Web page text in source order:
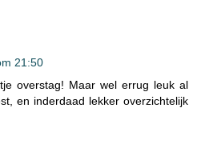
21:50
overstag! Maar wel errug leuk al
en inderdaad lekker overzichtelijk